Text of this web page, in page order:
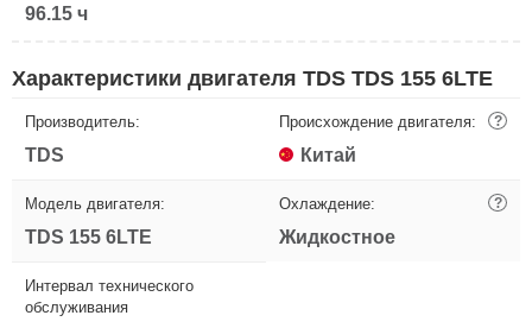
96.15 ч
Характеристики двигателя TDS TDS 155 6LTE
Производитель:
TDS
Происхождение двигателя: ?
Китай
Модель двигателя:
TDS 155 6LTE
Охлаждение: ?
Жидкостное
Интервал технического
обслуживания